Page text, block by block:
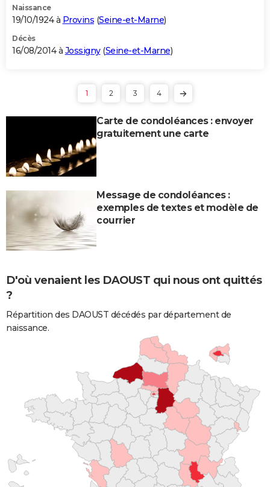
Naissance
19/10/1924 à Provins (Seine-et-Marne)
Décès
16/08/2014 à Jossigny(Seine-et-Marne)
1 2 3 4
Carte de condoléances : envoyer
gratuitement une carte
Message de condoléances :
exemples de textes et modèle de
courrier
D'où venaient les DAOUST qui nous ont quittés
?
Répartition des DAOUST décédés par département de
naissance.